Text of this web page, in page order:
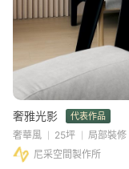
奢雅光影 代表作品
奢華風 25坪 局部裝修
尼采空間製作所